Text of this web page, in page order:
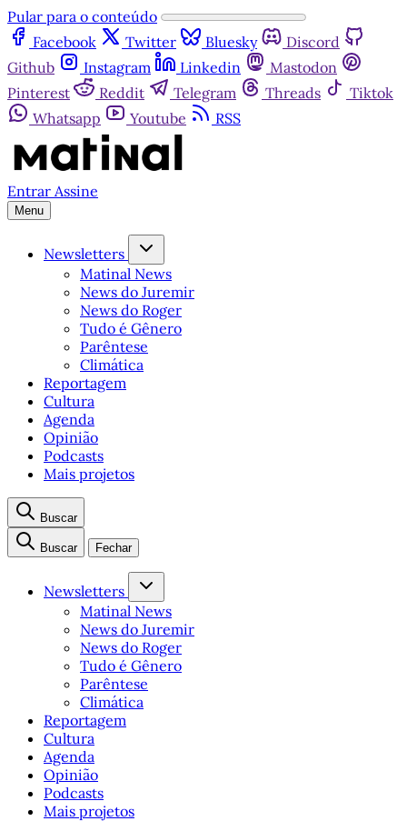
Pular para o conteúdo
Facebook
Twitter Bluesky
Discord
Github
Instagram Linkedin
Mastodon
Pinterest
Reddit Telegram Threads
Tiktok
Whatsapp
Youtube RSS
Entrar Assine
Menu
Newsletters
Matinal News
News do Juremir
News do Roger
Tudo é Gênero
Parêntese
Climática
Reportagem
Cultura
Agenda
Opinião
Podcasts
Mais projetos
Buscar
Buscar Fechar
Newsletters
Matinal News
News do Juremir
News do Roger
Tudo é Gênero
Parêntese
Climática
Reportagem
Cultura
Agenda
Opinião
Podcasts
Mais projetos